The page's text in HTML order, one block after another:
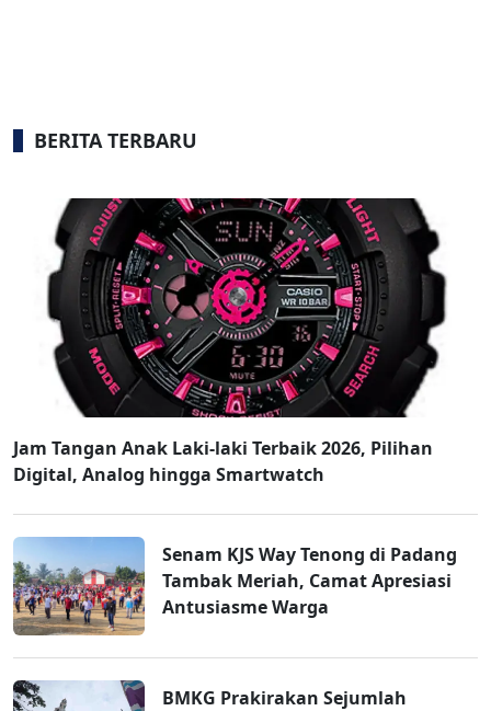
BERITA TERBARU
Jam Tangan Anak Laki-laki Terbaik 2026, Pilihan
Digital, Analog hingga Smartwatch
Senam KJS Way Tenong di Padang
Tambak Meriah, Camat Apresiasi
Antusiasme Warga
BMKG Prakirakan Sejumlah